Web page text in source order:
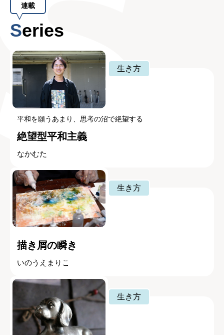
連載
Series
生き方
平和を願うあまり、思考の沼で絶望する
絶望型平和主義
なかむた
生き方
描き屑の瞬き
いのうえまりこ
生き方